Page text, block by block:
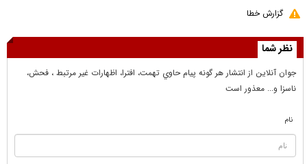
گزارش خطا
نظر شما
جوان آنلاين از انتشار هر گونه پيام حاوي تهمت، افترا، اظهارات غير مرتبط ، فحش،
ناسزا و... معذور است
نام